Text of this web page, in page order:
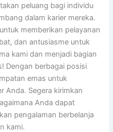
peluang bagi individu
dalam karier mereka.
memberikan pelayanan
dan antusiasme untuk
kami dan menjadi bagian
Dengan berbagai posisi
emas untuk
Anda. Segera kirimkan
Anda dapat
pengalaman berbelanja
kami.